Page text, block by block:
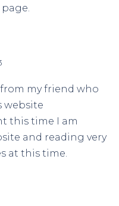
my friend who
website
this time I am
and reading very
at this time.